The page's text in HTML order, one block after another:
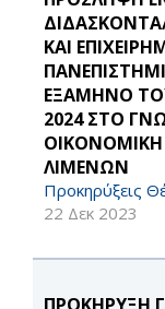
ΚΑΙ
ΕΞΑΜΗΝΟ
2024 ΣΤΟ
ΟΙΚΟΝΟΜΙΚΗ
ΛΙΜΕΝΩΝ
Προκηρύξεις
22 Δεκ 2023